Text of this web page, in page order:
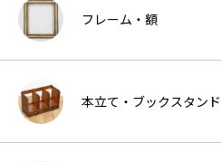
フレーム・額
本立て・ブックスタンド